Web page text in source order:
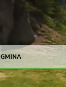
GMINA